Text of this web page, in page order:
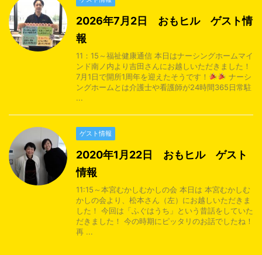
2026年7月2日 おもヒル ゲスト情
報
11：15～福祉健康通信 本日はナーシングホームマイ
ンド南ノ内より吉田さんにお越しいただきました！
7月1日で開所1周年を迎えたそうです！
ナーシ
ングホームとは介護士や看護師が24時間365日常駐
...
ゲスト情報
2020年1月22日 おもヒル ゲスト
情報
11:15～本宮むかしむかしの会 本日は 本宮むかしむ
かしの会より、松本さん（左）にお越しいただきま
した！ 今回は「ふぐはうち」という昔話をしていた
だきました！ 今の時期にピッタリのお話でしたね！
再 ...